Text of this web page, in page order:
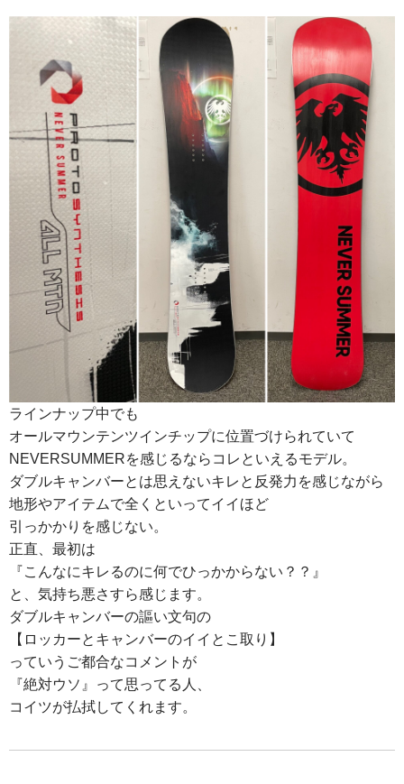
ラインナップ中でも
オールマウンテンツインチップに位置づけられていて
NEVERSUMMERを感じるならコレといえるモデル。
ダブルキャンバーとは思えないキレと反発力を感じながら
地形やアイテムで全くといってイイほど
引っかかりを感じない。
正直、最初は
『こんなにキレるのに何でひっかからない？？』
と、気持ち悪さすら感じます。
ダブルキャンバーの謳い文句の
【ロッカーとキャンバーのイイとこ取り】
っていうご都合なコメントが
『絶対ウソ』って思ってる人、
コイツが払拭してくれます。